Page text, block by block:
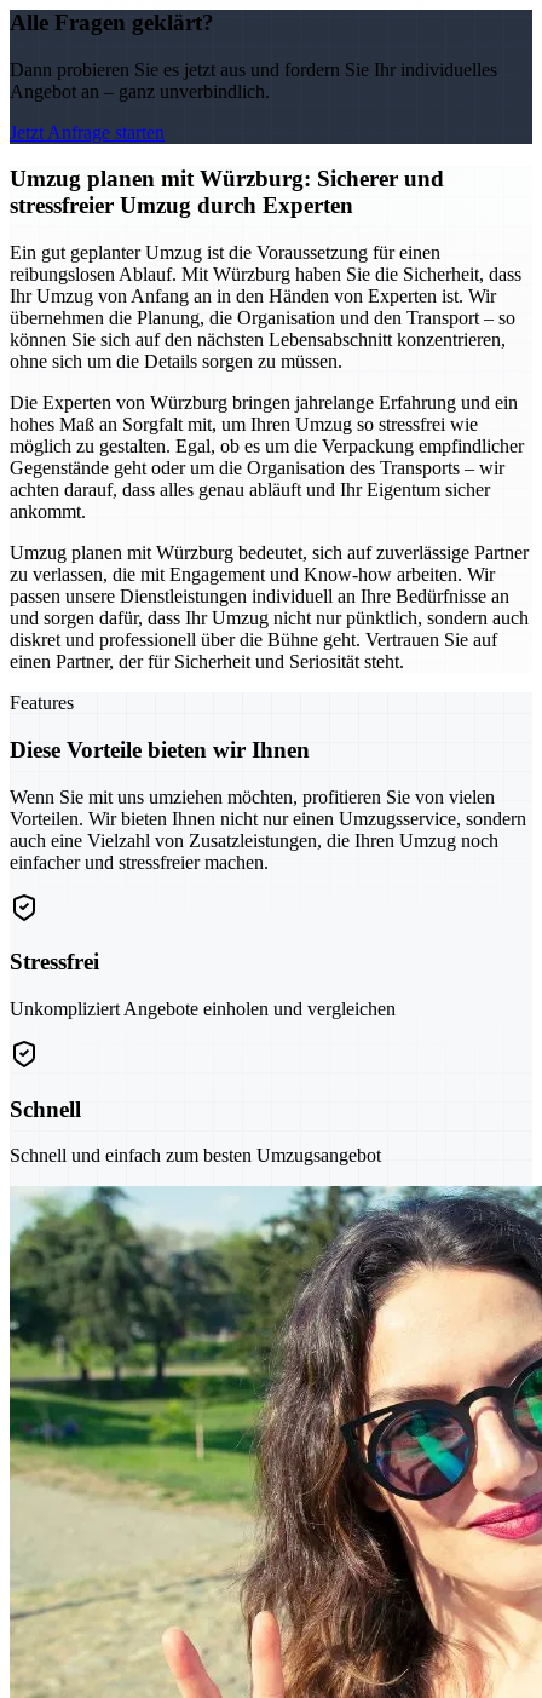
Alle Fragen geklärt?
Dann probieren Sie es jetzt aus und fordern Sie Ihr individuelles
Angebot an – ganz unverbindlich.
Jetzt Anfrage starten
Umzug planen mit Würzburg: Sicherer und
stressfreier Umzug durch Experten
Ein gut geplanter Umzug ist die Voraussetzung für einen
reibungslosen Ablauf. Mit Würzburg haben Sie die Sicherheit, dass
Ihr Umzug von Anfang an in den Händen von Experten ist. Wir
übernehmen die Planung, die Organisation und den Transport – so
können Sie sich auf den nächsten Lebensabschnitt konzentrieren,
ohne sich um die Details sorgen zu müssen.
Die Experten von Würzburg bringen jahrelange Erfahrung und ein
hohes Maß an Sorgfalt mit, um Ihren Umzug so stressfrei wie
möglich zu gestalten. Egal, ob es um die Verpackung empfindlicher
Gegenstände geht oder um die Organisation des Transports – wir
achten darauf, dass alles genau abläuft und Ihr Eigentum sicher
ankommt.
Umzug planen mit Würzburg bedeutet, sich auf zuverlässige Partner
zu verlassen, die mit Engagement und Know-how arbeiten. Wir
passen unsere Dienstleistungen individuell an Ihre Bedürfnisse an
und sorgen dafür, dass Ihr Umzug nicht nur pünktlich, sondern auch
diskret und professionell über die Bühne geht. Vertrauen Sie auf
einen Partner, der für Sicherheit und Seriosität steht.
Features
Diese Vorteile bieten wir Ihnen
Wenn Sie mit uns umziehen möchten, profitieren Sie von vielen
Vorteilen. Wir bieten Ihnen nicht nur einen Umzugsservice, sondern
auch eine Vielzahl von Zusatzleistungen, die Ihren Umzug noch
einfacher und stressfreier machen.
Stressfrei
Unkompliziert Angebote einholen und vergleichen
Schnell
Schnell und einfach zum besten Umzugsangebot